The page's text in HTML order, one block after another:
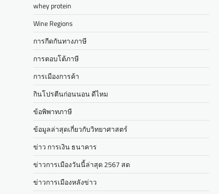
whey protein
Wine Regions
การกีดกันทางภาษี
การตอบโต้ภาษี
การเมืองการค้า
กินโปรตีนก่อนนอน ดีไหม
ข้อพิพาทภาษี
ข้อมูลล่าสุดเกี่ยวกับวิทยาศาสตร์
ข่าว การเงิน ธนาคาร
ข่าวการเมืองวันนี้ล่าสุด 2567 สด
ข่าวการเมืองหลังข่าว